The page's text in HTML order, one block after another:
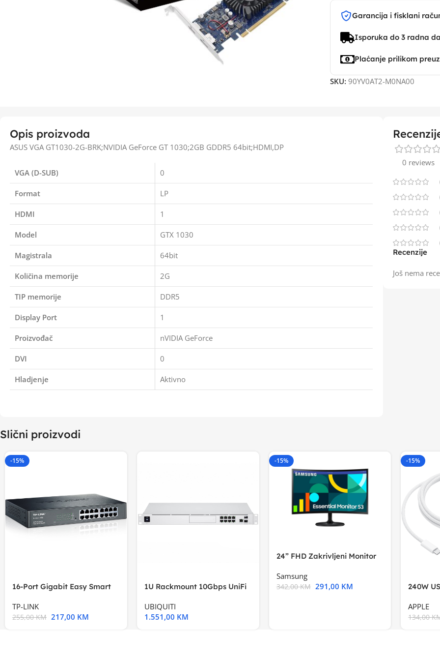
Garancija i fisklani
Isporuka do 3 radna
Plaćanje prilikom
SKU: 90YV0AT2-M0NA00
Opis proizvoda
ASUS VGA GT1030-2G-BRK;NVIDIA GeForce GT 1030;2GB GDDR5 64bit;HDMI,DP
VGA (D-SUB) 0
Format LP
HDMI 1
Model GTX 1030
Magistrala 64bit
Količina memorije 2G
TIP memorije DDR5
Display Port 1
Proizvođač nVIDIA GeForce
DVI 0
Hladjenje Aktivno
0 reviews
Recenzije
Još nema
Slični proizvodi
-15%
16-Port Gigabit Easy Smart
TP-LINK
255,00KM 217,00 KM
1U Rackmount 10Gbps UniFi
UBIQUITI
1.551,00 KM
-15%
24” FHD Zakrivljeni Monitor
Samsung
342,00KM 291,00 KM
-15%
240W
APPLE
134,00